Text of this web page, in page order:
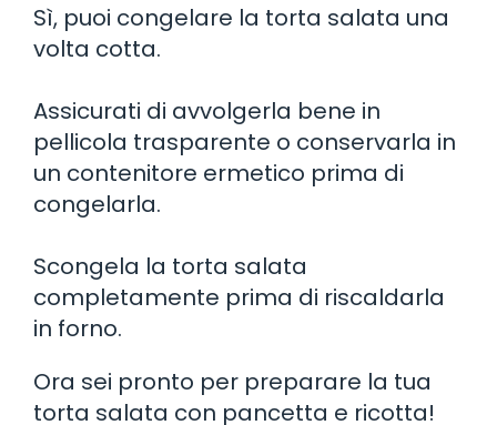
Sì, puoi congelare la torta salata una
volta cotta.
Assicurati di avvolgerla bene in
pellicola trasparente o conservarla in
un contenitore ermetico prima di
congelarla.
Scongela la torta salata
completamente prima di riscaldarla
in forno.
Ora sei pronto per preparare la tua
torta salata con pancetta e ricotta!